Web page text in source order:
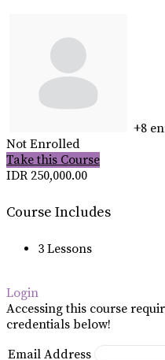
+8
Not Enrolled
Take this Course
IDR 250,000.00
Course Includes
3 Lessons
Login
Accessing this course
credentials below!
Email Address